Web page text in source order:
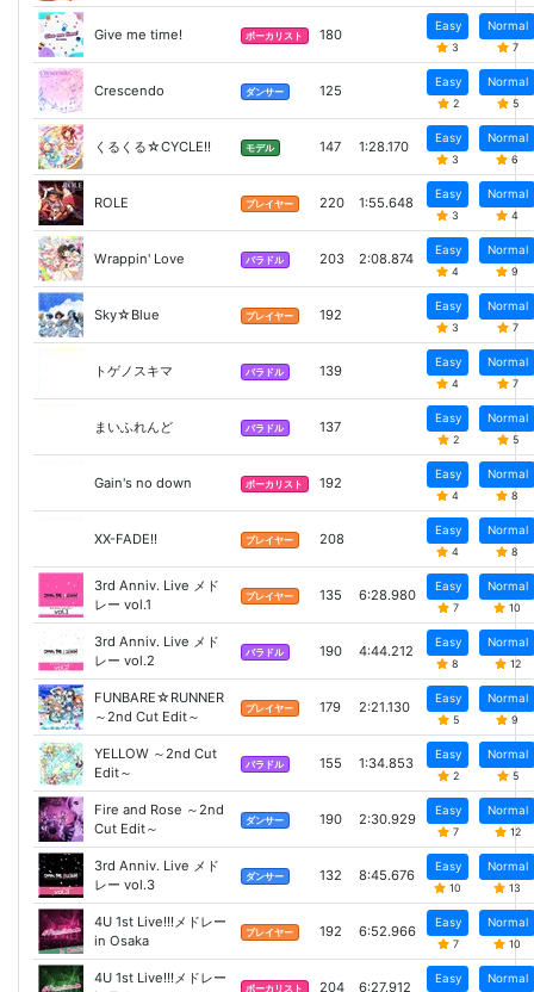
Give me time! ボーカリスト 180
Easy
3
Normal
7
Crescendo ダンサー 125
Easy
2
Normal
5
くるくる☆CYCLE!! モデル 147 1:28.170
Easy
3
Normal
6
ROLE プレイヤー 220 1:55.648
Easy
3
Normal
4
Wrappin' Love バラドル 203 2:08.874
Easy
4
Normal
9
Sky☆Blue プレイヤー 192
Easy
3
Normal
7
トゲノスキマ バラドル 139
Easy
4
Normal
7
まいふれんど バラドル 137
Easy
2
Normal
5
Gain's no down ボーカリスト 192
Easy
4
Normal
8
XX-FADE!! プレイヤー 208
Easy
4
Normal
8
3rd Anniv. Live メド
レー vol.1
プレイヤー 135 6:28.980
Easy
7
Normal
10
3rd Anniv. Live メド
レー vol.2
バラドル 190 4:44.212
Easy
8
Normal
12
FUNBARE☆RUNNER
～2nd Cut Edit～
プレイヤー 179 2:21.130
Easy
5
Normal
9
YELLOW ～2nd Cut
Edit～
バラドル 155 1:34.853
Easy
2
Normal
5
Fire and Rose ～2nd
Cut Edit～
ダンサー 190 2:30.929
Easy
7
Normal
12
3rd Anniv. Live メド
レー vol.3
ダンサー 132 8:45.676
Easy
10
Normal
13
4U 1st Live!!!メドレー
in Osaka
プレイヤー 192 6:52.966
Easy
7
Normal
10
4U 1st Live!!!メドレー
ボーカリスト 204 6:27.912
Easy Normal